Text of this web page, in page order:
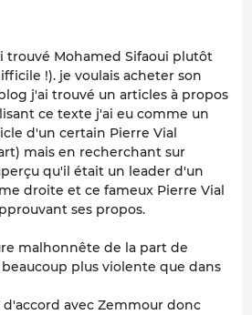
trouvé Mohamed Sifaoui plutôt
!). je voulais acheter son
j'ai trouvé un articles à propos
ce texte j'ai eu comme un
d'un certain Pierre Vial
mais en recherchant sur
qu'il était un leader d'un
droite et ce fameux Pierre Vial
ses propos.
malhonnête de la part de
plus violente que dans
avec Zemmour donc